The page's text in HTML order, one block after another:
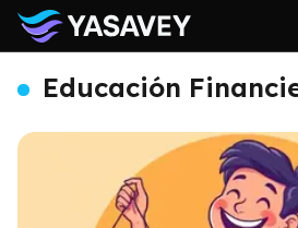
Educación